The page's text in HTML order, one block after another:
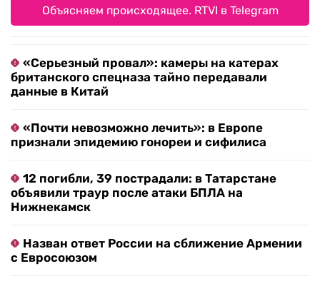
Объясняем происходящее. RTVI в Telegram
«Серьезный провал»: камеры на катерах
британского спецназа тайно передавали
данные в Китай
«Почти невозможно лечить»: в Европе
признали эпидемию гонореи и сифилиса
12 погибли, 39 пострадали: в Татарстане
объявили траур после атаки БПЛА на
Нижнекамск
Назван ответ России на сближение Армении
с Евросоюзом